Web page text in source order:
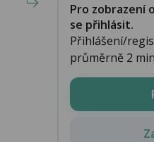
Pro zobrazení
se přihlásit.
Přihlášení/
průměrně 2